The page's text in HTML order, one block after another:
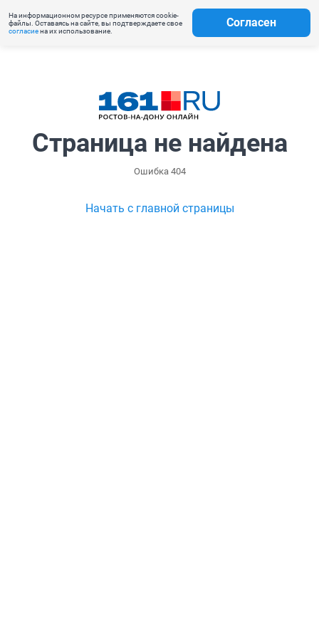
На информационном ресурсе применяются cookie-
файлы. Оставаясь на сайте, вы подтверждаете свое
согласиена их использование.
Согласен
Страница не найдена
Ошибка 404
Начать с главной страницы